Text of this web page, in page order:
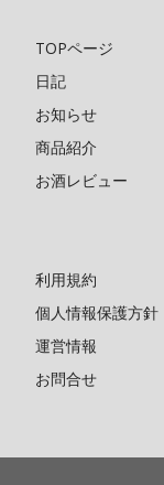
TOPページ
日記
お知らせ
商品紹介
お酒レビュー
利用規約
個人情報保護方針
運営情報
お問合せ